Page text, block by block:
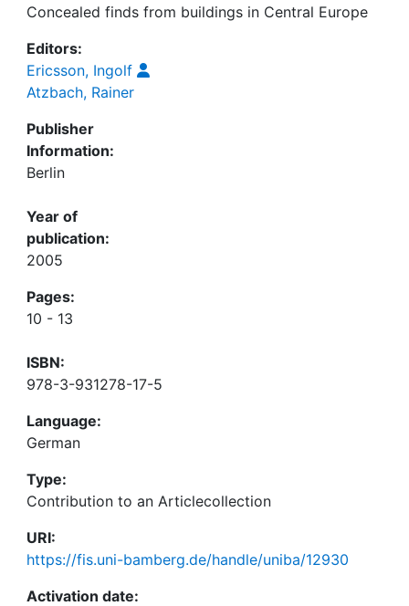
Concealed finds from buildings in Central Europe
Editors:
Ericsson, Ingolf
Atzbach, Rainer
Publisher
Information:
Berlin
Year of
publication:
2005
Pages:
10 - 13
ISBN:
978-3-931278-17-5
Language:
German
Type:
Contribution to an Articlecollection
URI:
https://fis.uni-bamberg.de/handle/uniba/12930
Activation date: